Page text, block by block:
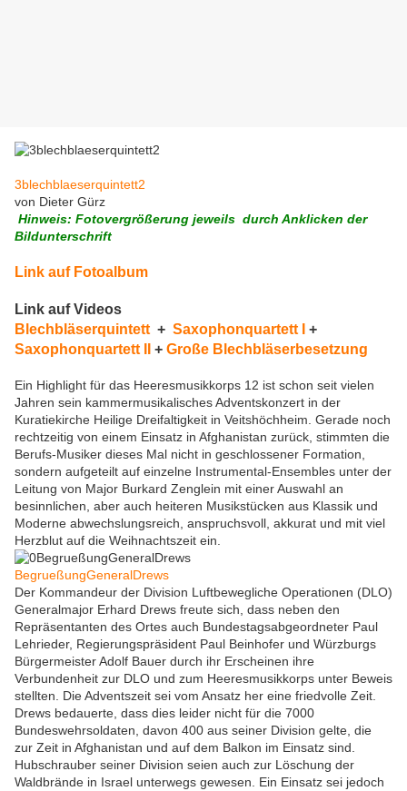
3blechblaeserquintett2
von Dieter Gürz
Hinweis: Fotovergrößerung jeweils durch Anklicken der
Bildunterschrift
Link auf Fotoalbum
Link auf Videos
Blechbläserquintett + Saxophonquartett I
+
Saxophonquartett II
+ Große Blechbläserbesetzung
Ein Highlight für das Heeresmusikkorps 12 ist schon seit vielen
Jahren sein kammermusikalisches Adventskonzert in der
Kuratiekirche Heilige Dreifaltigkeit in Veitshöchheim. Gerade noch
rechtzeitig von einem Einsatz in Afghanistan zurück, stimmten die
Berufs-Musiker dieses Mal nicht in geschlossener Formation,
sondern aufgeteilt auf einzelne Instrumental-Ensembles unter der
Leitung von Major Burkard Zenglein mit einer Auswahl an
besinnlichen, aber auch heiteren Musikstücken aus Klassik und
Moderne abwechslungsreich, anspruchsvoll, akkurat und mit viel
Herzblut auf die Weihnachtszeit ein.
BegrueßungGeneralDrews
Der Kommandeur der Division Luftbewegliche Operationen (DLO)
Generalmajor Erhard Drews freute sich, dass neben den
Repräsentanten des Ortes auch Bundestagsabgeordneter Paul
Lehrieder, Regierungspräsident Paul Beinhofer und Würzburgs
Bürgermeister Adolf Bauer durch ihr Erscheinen ihre
Verbundenheit zur DLO und zum Heeresmusikkorps unter Beweis
stellten. Die Adventszeit sei vom Ansatz her eine friedvolle Zeit.
Drews bedauerte, dass dies leider nicht für die 7000
Bundeswehrsoldaten, davon 400 aus seiner Division gelte, die
zur Zeit in Afghanistan und auf dem Balkon im Einsatz sind.
Hubschrauber seiner Division seien auch zur Löschung der
Waldbrände in Israel unterwegs gewesen. Ein Einsatz sei jedoch